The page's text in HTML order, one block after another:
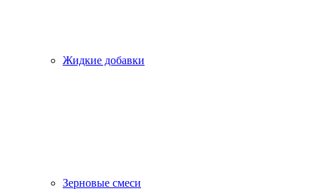
Жидкие добавки
Зерновые смеси